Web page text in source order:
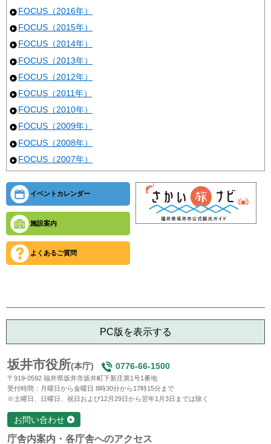
FOCUS（2016年）
FOCUS（2015年）
FOCUS（2014年）
FOCUS（2013年）
FOCUS（2012年）
FOCUS（2011年）
FOCUS（2010年）
FOCUS（2009年）
FOCUS（2008年）
FOCUS（2007年）
イベントカレンダー
施設案内
よくあるご質問
PC版を表示する
坂井市役所(本庁) 0776-66-1500
〒919-0592 福井県坂井市坂井町下新庄第1号1番地
受付時間：月曜日から金曜日 8時30分から17時15分まで
※土曜日、日曜日、祝日および12月29日から翌年1月3日までは除く
お問い合わせ
庁舎内案内・各庁舎へのアクセス